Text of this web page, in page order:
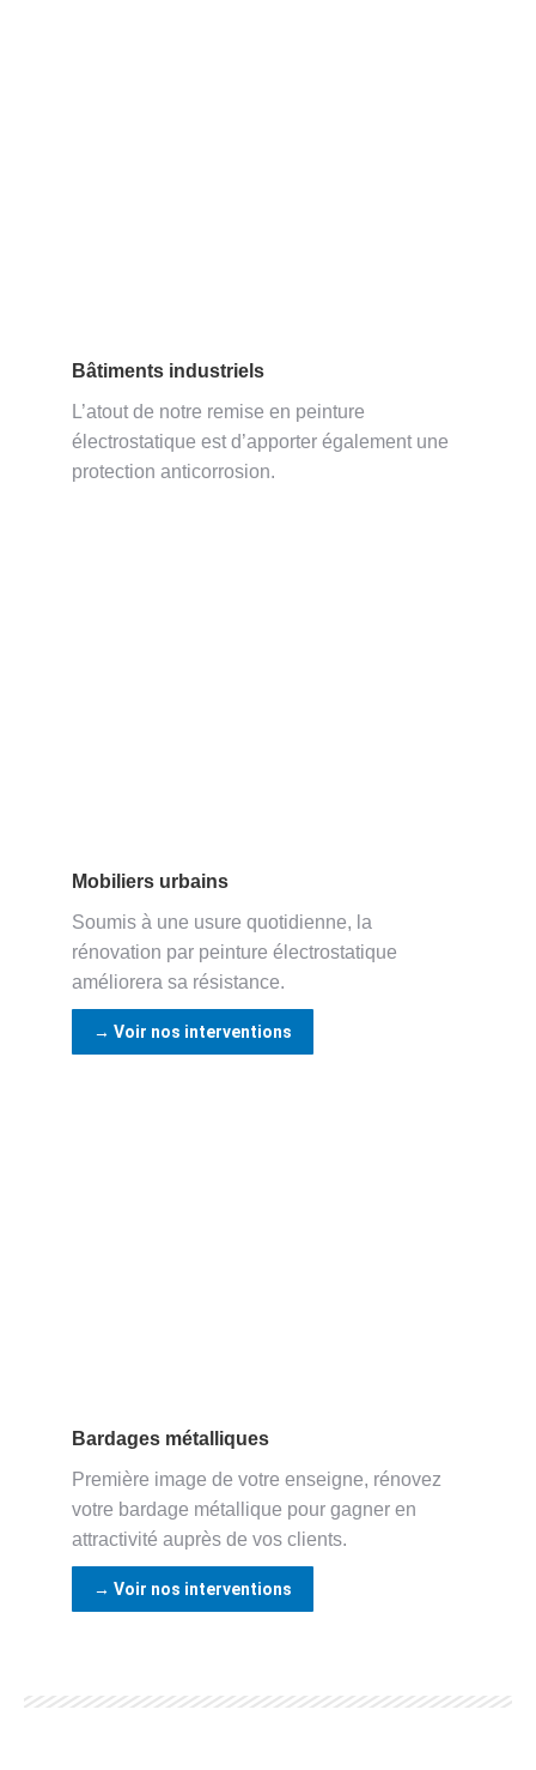
Bâtiments industriels
L’atout de notre remise en peinture
électrostatique est d’apporter également une
protection anticorrosion.
Mobiliers urbains
Soumis à une usure quotidienne, la
rénovation par peinture électrostatique
améliorera sa résistance.
→ Voir nos interventions
Bardages métalliques
Première image de votre enseigne, rénovez
votre bardage métallique pour gagner en
attractivité auprès de vos clients.
→ Voir nos interventions